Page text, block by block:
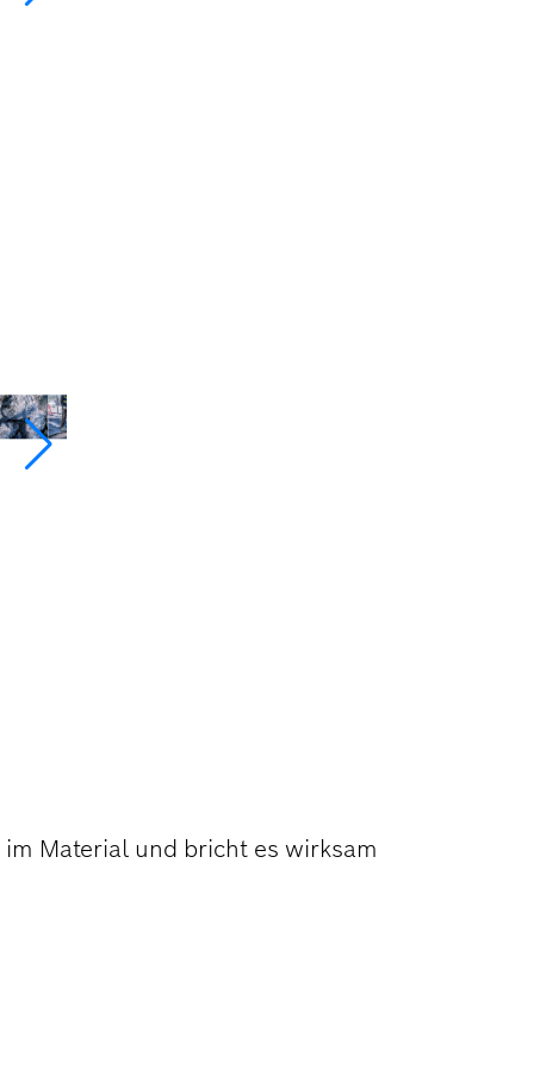
Material und bricht es wirksam